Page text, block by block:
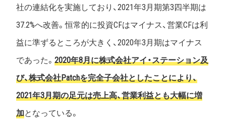
社の連結化を実施しており、2021年3月期第3四半期は
37.2%へ改善。恒常的に投資CFはマイナス、営業CFは利
益に準ずるところが大きく、2020年3月期はマイナス
であった。 2020年8月に株式会社アイ・ステーション及
び、株式会社Patchを完全子会社としたことにより、
2021年3月期の足元は売上高、営業利益とも大幅に増
加となっている。